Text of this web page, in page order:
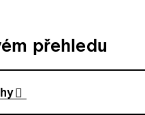
přehledu